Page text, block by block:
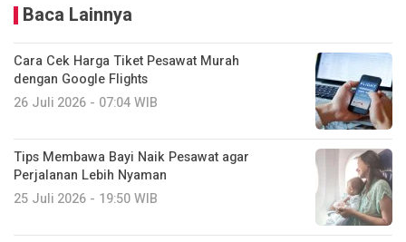
Baca Lainnya
Cara Cek Harga Tiket Pesawat Murah
dengan Google Flights
26 Juli 2026 - 07:04 WIB
Tips Membawa Bayi Naik Pesawat agar
Perjalanan Lebih Nyaman
25 Juli 2026 - 19:50 WIB